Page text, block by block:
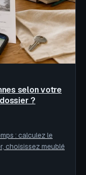
selon votre
?
: calculez le
choisissez meublé